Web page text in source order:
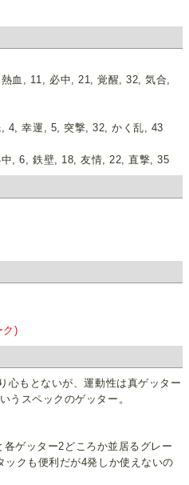
血, 11, 必中, 21, 覚醒, 32, 気合,
4, 幸運, 5, 突撃, 32, かく乱, 43
, 6, 鉄壁, 18, 友情, 22, 直撃, 35
ク)
心もとないが、運動性は真ゲッター
うスペックのゲッター。
ゲッター2どころか並居るグレー
ックも便利だが4発しか使えないの